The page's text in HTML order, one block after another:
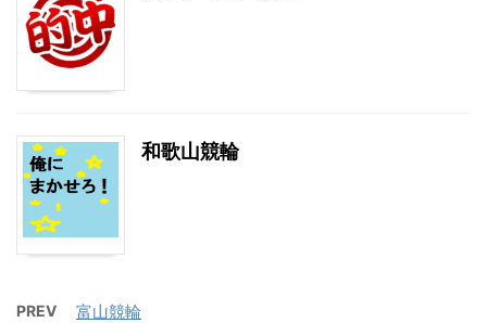
和歌山競輪
PREV 富山競輪